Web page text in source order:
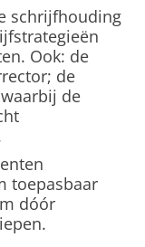
schrijfhouding
Ook: de
de
de
toepasbaar
dóór